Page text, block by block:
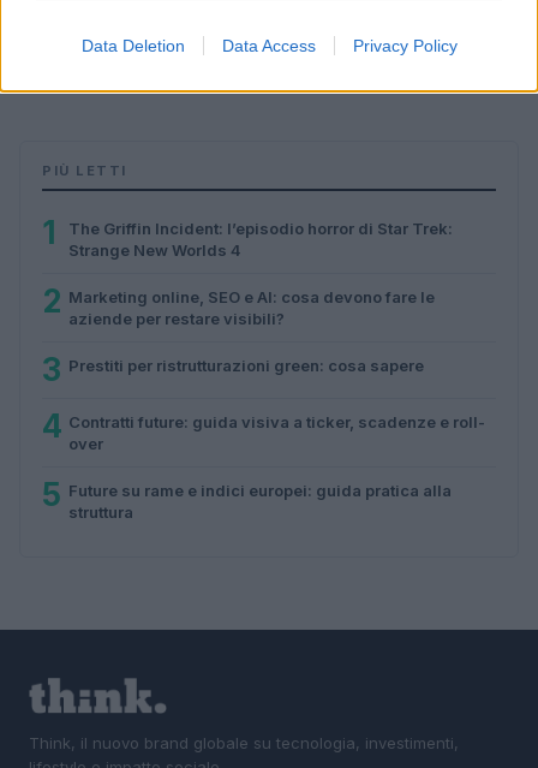
Data Deletion Data Access Privacy Policy
Strange New Worlds 4
PIÙ LETTI
1
The Griffin Incident: l’episodio horror di Star Trek:
Strange New Worlds 4
2 Marketing online, SEO e AI: cosa devono fare le
aziende per restare visibili?
3 Prestiti per ristrutturazioni green: cosa sapere
4 Contratti future: guida visiva a ticker, scadenze e roll-
over
5 Future su rame e indici europei: guida pratica alla
struttura
Think, il nuovo brand globale su tecnologia, investimenti,